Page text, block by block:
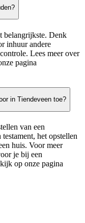
belangrijkste. Denk
inhuur andere
Lees meer over
pagina
in Tiendeveen toe?
van een
het opstellen
huis. Voor meer
je bij een
op onze pagina